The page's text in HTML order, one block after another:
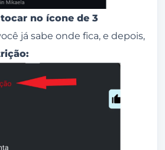
tocar no ícone de 3
já sabe onde fica, e depois,